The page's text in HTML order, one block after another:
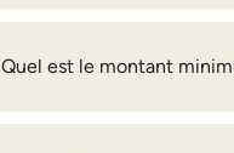
Quel est le montant